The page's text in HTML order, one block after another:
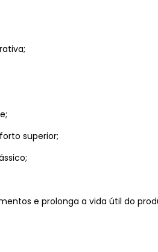
superior;
e prolonga a vida útil do